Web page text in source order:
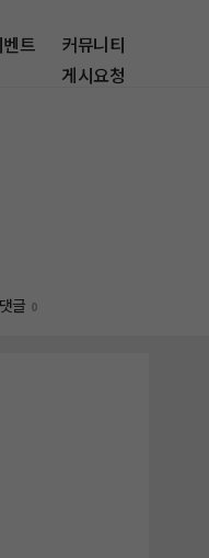
트
커뮤니티
게시요청
글 0